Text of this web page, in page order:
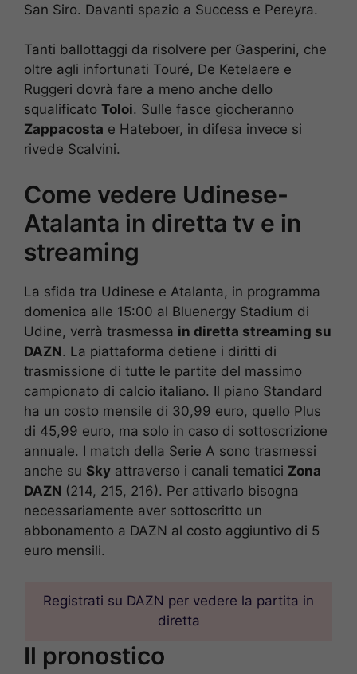
San Siro. Davanti spazio a Success e Pereyra.
Tanti ballottaggi da risolvere per Gasperini, che
oltre agli infortunati Touré, De Ketelaere e
Ruggeri dovrà fare a meno anche dello
squalificato Toloi. Sulle fasce giocheranno
Zappacosta e Hateboer, in difesa invece si
rivede Scalvini.
Come vedere Udinese-
Atalanta in diretta tv e in
streaming
La sfida tra Udinese e Atalanta, in programma
domenica alle 15:00 al Bluenergy Stadium di
Udine, verrà trasmessa in diretta streaming su
DAZN. La piattaforma detiene i diritti di
trasmissione di tutte le partite del massimo
campionato di calcio italiano. Il piano Standard
ha un costo mensile di 30,99 euro, quello Plus
di 45,99 euro, ma solo in caso di sottoscrizione
annuale. I match della Serie A sono trasmessi
anche su Sky attraverso i canali tematici Zona
DAZN (214, 215, 216). Per attivarlo bisogna
necessariamente aver sottoscritto un
abbonamento a DAZN al costo aggiuntivo di 5
euro mensili.
Registrati su DAZN per vedere la partita in
diretta
Il pronostico